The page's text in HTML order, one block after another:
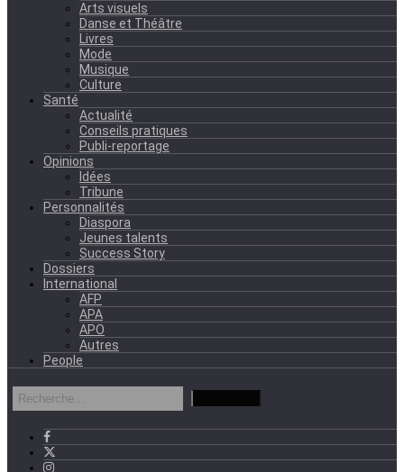
Arts visuels
Danse et Théâtre
Livres
Mode
Musique
Culture
Santé
Actualité
Conseils pratiques
Publi-reportage
Opinions
Idées
Tribune
Personnalités
Diaspora
Jeunes talents
Success Story
Dossiers
International
AFP
APA
APO
Autres
People